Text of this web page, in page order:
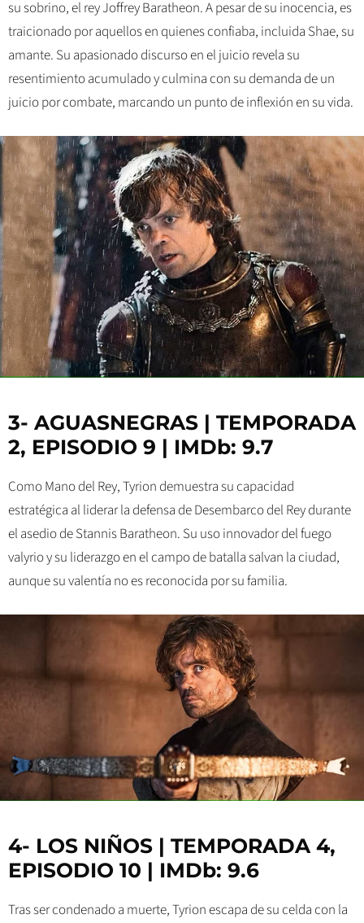
su sobrino, el rey Joffrey Baratheon. A pesar de su inocencia, es
traicionado por aquellos en quienes confiaba, incluida Shae, su
amante. Su apasionado discurso en el juicio revela su
resentimiento acumulado y culmina con su demanda de un
juicio por combate, marcando un punto de inflexión en su vida.
3- AGUASNEGRAS | TEMPORADA
2, EPISODIO 9 | IMDb: 9.7
Como Mano del Rey, Tyrion demuestra su capacidad
estratégica al liderar la defensa de Desembarco del Rey durante
el asedio de Stannis Baratheon. Su uso innovador del fuego
valyrio y su liderazgo en el campo de batalla salvan la ciudad,
aunque su valentía no es reconocida por su familia.
4- LOS NIÑOS | TEMPORADA 4,
EPISODIO 10 | IMDb: 9.6
Tras ser condenado a muerte, Tyrion escapa de su celda con la